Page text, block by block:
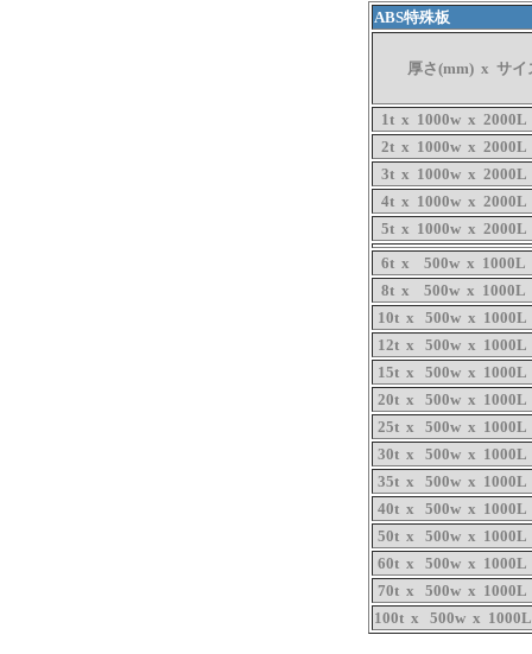
ABS特殊板
厚さ(mm) x サイ
1t x 1000w x 2000L
2t x 1000w x 2000L
3t x 1000w x 2000L
4t x 1000w x 2000L
5t x 1000w x 2000L
6t x 500w x 1000L
8t x 500w x 1000L
10t x 500w x 1000L
12t x 500w x 1000L
15t x 500w x 1000L
20t x 500w x 1000L
25t x 500w x 1000L
30t x 500w x 1000L
35t x 500w x 1000L
40t x 500w x 1000L
50t x 500w x 1000L
60t x 500w x 1000L
70t x 500w x 1000L
100t x 500w x 1000L